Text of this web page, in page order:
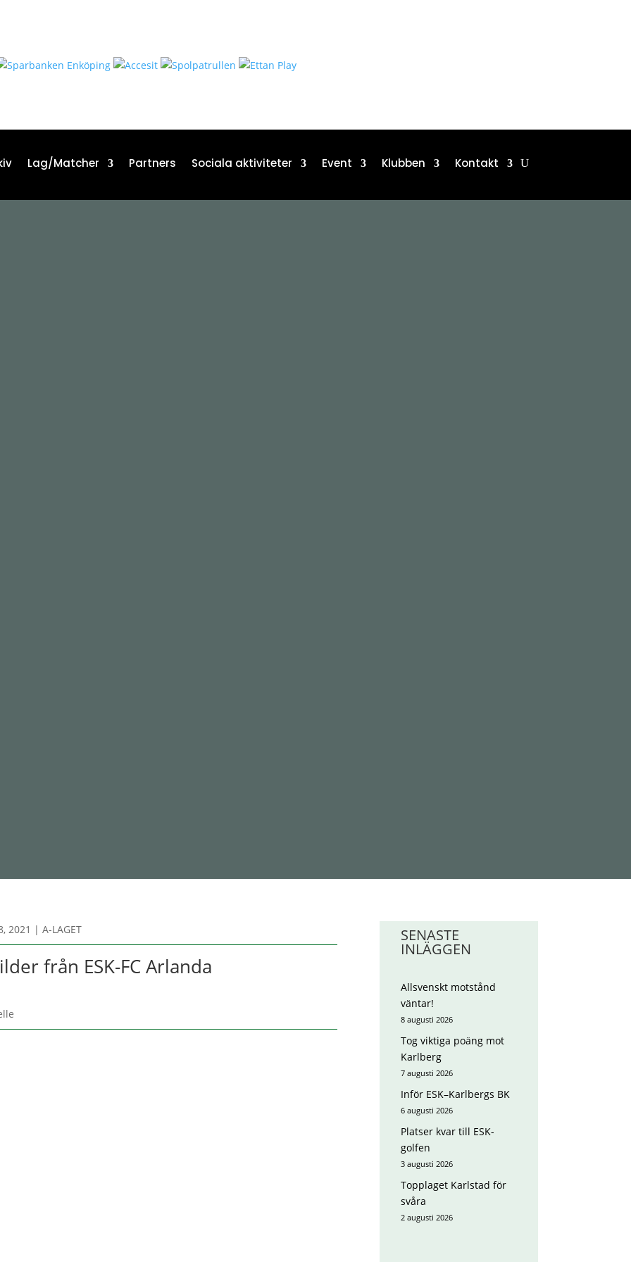
Lag/Matcher Partners Sociala aktiviteter Event Klubben Kontakt
2021 | A-LAGET
från ESK-FC Arlanda
SENASTE
INLÄGGEN
Allsvenskt motstånd
väntar!
8 augusti 2026
Tog viktiga poäng mot
Karlberg
7 augusti 2026
Inför ESK–Karlbergs BK
6 augusti 2026
Platser kvar till ESK-
golfen
3 augusti 2026
Topplaget Karlstad för
svåra
2 augusti 2026